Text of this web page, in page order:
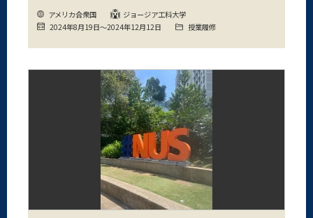
アメリカ合衆国
ジョージア工科大学
2024年8月19日～2024年12月12日
授業履修